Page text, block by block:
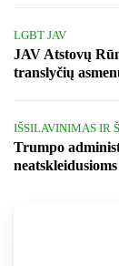
LGBT JAV
JAV Atstovų
translyčių
IŠSILAVINIMAS IR
Trumpo